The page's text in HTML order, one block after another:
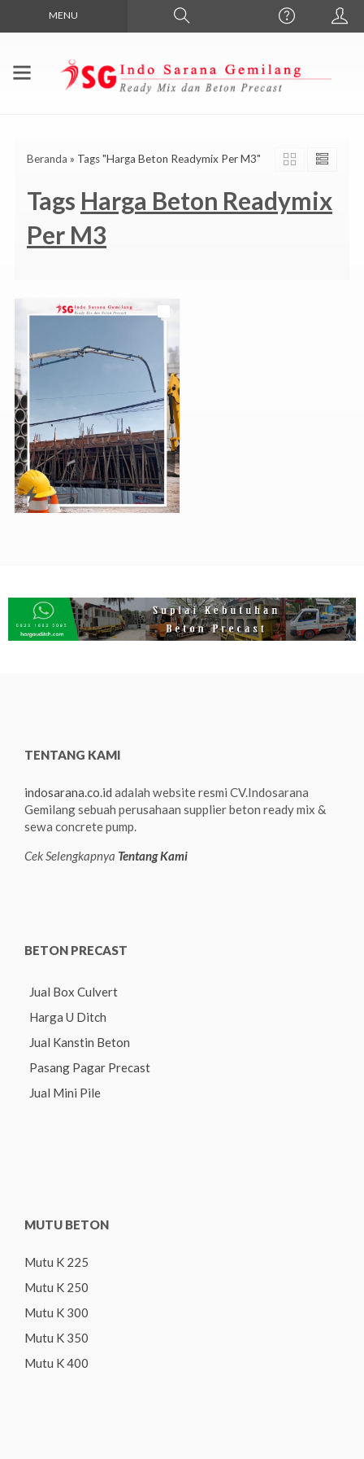
MENU
Beranda » Tags "Harga Beton Readymix Per M3"
Tags Harga Beton Readymix
Per M3
TENTANG KAMI
indosarana.co.id adalah website resmi CV.Indosarana
Gemilang sebuah perusahaan supplier beton ready mix &
sewa concrete pump.
Cek Selengkapnya Tentang Kami
BETON PRECAST
Jual Box Culvert
Harga U Ditch
Jual Kanstin Beton
Pasang Pagar Precast
Jual Mini Pile
MUTU BETON
Mutu K 225
Mutu K 250
Mutu K 300
Mutu K 350
Mutu K 400